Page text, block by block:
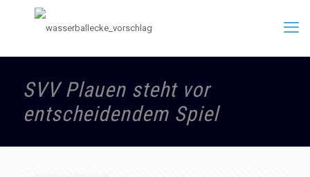
SVV Plauen steht vor
entscheidendem Spiel